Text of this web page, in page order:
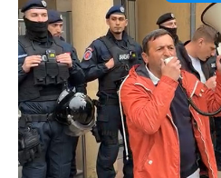
Adaugă aici
textul pentru
textul pentru